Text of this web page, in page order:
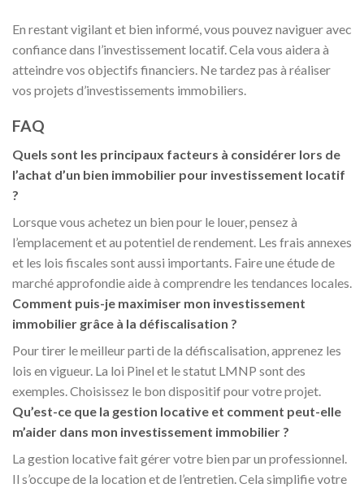
En restant vigilant et bien informé, vous pouvez naviguer avec
confiance dans l’investissement locatif. Cela vous aidera à
atteindre vos objectifs financiers. Ne tardez pas à réaliser
vos projets d’investissements immobiliers.
FAQ
Quels sont les principaux facteurs à considérer lors de
l’achat d’un bien immobilier pour investissement locatif
?
Lorsque vous achetez un bien pour le louer, pensez à
l’emplacement et au potentiel de rendement. Les frais annexes
et les lois fiscales sont aussi importants. Faire une étude de
marché approfondie aide à comprendre les tendances locales.
Comment puis-je maximiser mon investissement
immobilier grâce à la défiscalisation ?
Pour tirer le meilleur parti de la défiscalisation, apprenez les
lois en vigueur. La loi Pinel et le statut LMNP sont des
exemples. Choisissez le bon dispositif pour votre projet.
Qu’est-ce que la gestion locative et comment peut-elle
m’aider dans mon investissement immobilier ?
La gestion locative fait gérer votre bien par un professionnel.
Il s’occupe de la location et de l’entretien. Cela simplifie votre